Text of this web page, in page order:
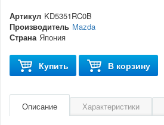
Артикул KD5351RC0B
Производитель Mazda
Страна Япония
Купить В корзину
Описание Характеристики